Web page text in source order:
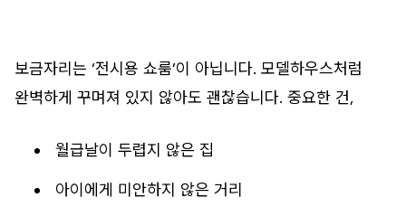
보금자리는 ‘전시용 쇼룸’이 아닙니다. 모델하우스처럼
완벽하게 꾸며져 있지 않아도 괜찮습니다. 중요한 건,
월급날이 두렵지 않은 집
아이에게 미안하지 않은 거리